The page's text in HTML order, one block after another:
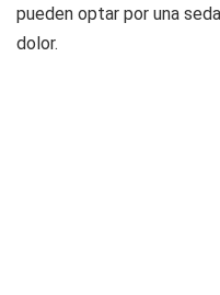
pueden optar por una
dolor.